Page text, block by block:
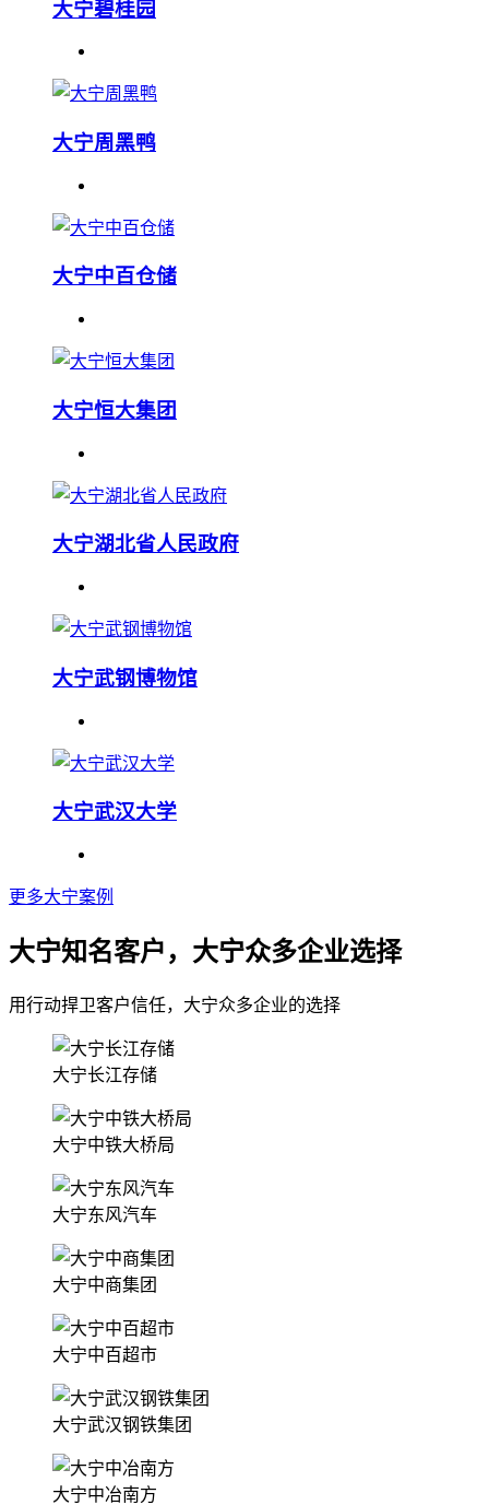
大宁碧桂园
大宁周黑鸭
大宁中百仓储
大宁恒大集团
大宁湖北省人民政府
大宁武钢博物馆
大宁武汉大学
更多大宁案例
大宁知名客户，大宁众多企业选择
用行动捍卫客户信任，大宁众多企业的选择
大宁长江存储
大宁中铁大桥局
大宁东风汽车
大宁中商集团
大宁中百超市
大宁武汉钢铁集团
大宁中冶南方